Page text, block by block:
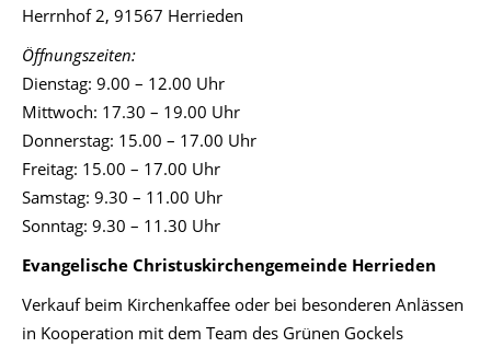
Herrnhof 2, 91567 Herrieden
Öffnungszeiten:
Dienstag: 9.00 – 12.00 Uhr
Mittwoch: 17.30 – 19.00 Uhr
Donnerstag: 15.00 – 17.00 Uhr
Freitag: 15.00 – 17.00 Uhr
Samstag: 9.30 – 11.00 Uhr
Sonntag: 9.30 – 11.30 Uhr
Evangelische Christuskirchengemeinde Herrieden
Verkauf beim Kirchenkaffee oder bei besonderen Anlässen
in Kooperation mit dem Team des Grünen Gockels